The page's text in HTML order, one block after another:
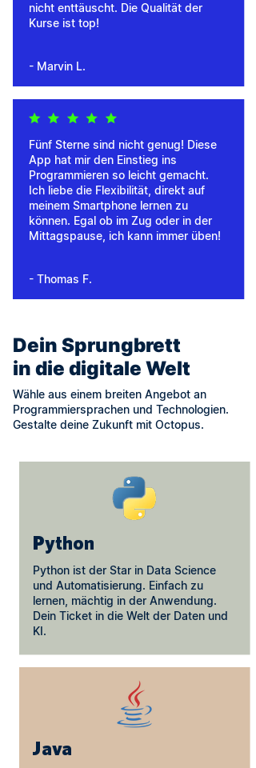
nicht enttäuscht. Die Qualität der
Kurse ist top!
- Marvin L.
Fünf Sterne sind nicht genug! Diese
App hat mir den Einstieg ins
Programmieren so leicht gemacht.
Ich liebe die Flexibilität, direkt auf
meinem Smartphone lernen zu
können. Egal ob im Zug oder in der
Mittagspause, ich kann immer üben!
- Thomas F.
Dein Sprungbrett
in die digitale Welt
Wähle aus einem breiten Angebot an
Programmiersprachen und Technologien.
Gestalte deine Zukunft mit Octopus.
Python
Python ist der Star in Data Science
und Automatisierung. Einfach zu
lernen, mächtig in der Anwendung.
Dein Ticket in die Welt der Daten und
KI.
Java